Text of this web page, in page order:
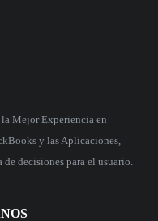
Mejor Experiencia en
y las Aplicaciones,
decisiones para el usuario.